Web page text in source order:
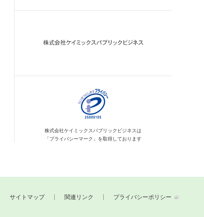
株式会社ケイミックス パブリックビジネスは
「プライバシーマーク」を取得しております
サイトマップ 関連リンク プライバシーポリシー